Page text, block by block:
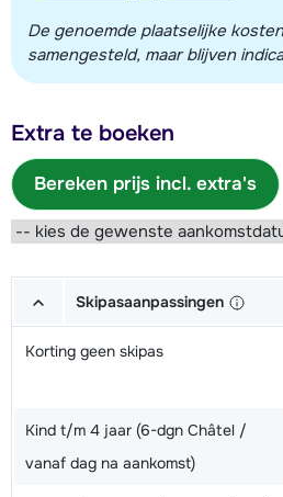
De genoemde plaatselijke
samengesteld, maar blijven
Extra te boeken
Bereken prijs incl. extra's
Skipasaanpassingen
Korting geen skipas
Kind t/m 4 jaar (6-dgn Châtel /
vanaf dag na aankomst)